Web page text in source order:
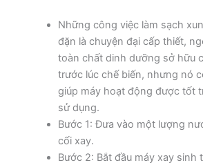
Những công việc làm sạch
đặn là chuyện đại cấp thiết,
toàn chất dinh dưỡng sở hữu
trước lúc chế biến, nhưng nó
giúp máy hoạt động được tốt
sử dụng.
Bước 1: Đưa vào một lượng
cối xay.
Bước 2: Bắt đầu máy xay sinh